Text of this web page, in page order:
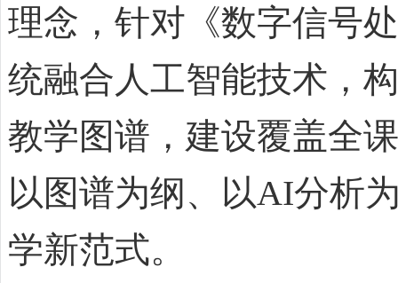
理念，针对《数字信号
统融合人工智能技术，
教学图谱，建设覆盖全
以图谱为纲、以AI分析
学新范式。